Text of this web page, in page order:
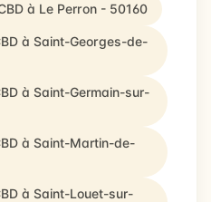
à Le Perron - 50160
à Saint-Georges-de-
à Saint-Germain-sur-
à Saint-Martin-de-
à Saint-Louet-sur-